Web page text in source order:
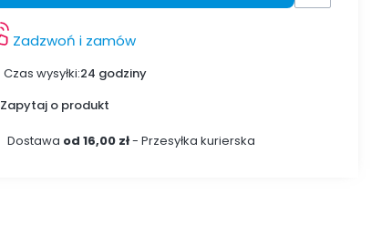
Zadzwoń i zamów
Czas wysyłki:24 godziny
Zapytaj o produkt
Dostawa od 16,00 zł- Przesyłka kurierska